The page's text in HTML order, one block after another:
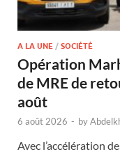
A LA UNE / SOCIÉTÉ
Opération
de MRE de
août
6 août 2026 - by
Avec l’accélération